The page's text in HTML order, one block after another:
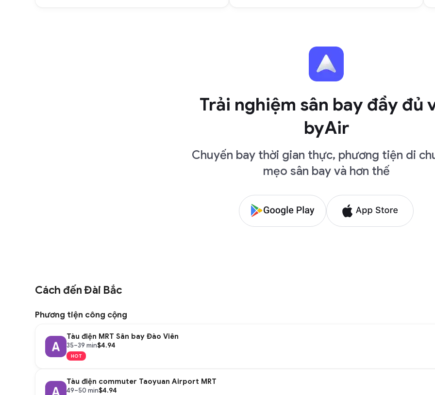
Trải nghiệm sân bay đầy đủ
byAir
Chuyến bay thời gian thực, phương tiện di
mẹo sân bay và hơn thế
Cách đến Đài Bắc
Phương tiện công cộng
Tàu điện MRT Sân bay Đào Viên
35–39 min$4.94
HOT
Tàu điện commuter Taoyuan Airport MRT
49–50 min$4.94